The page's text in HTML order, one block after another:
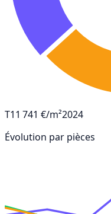
T11 741 €/m²2024
Évolution par pièces